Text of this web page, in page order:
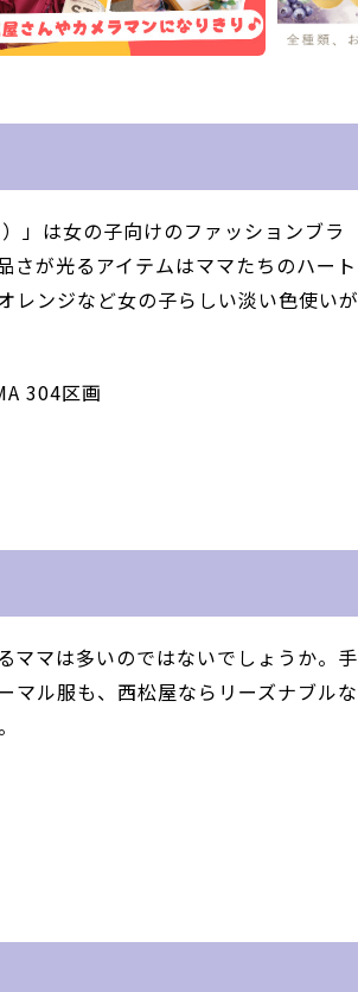
」は女の子向けのファッションブラ
さが光るアイテムはママたちのハート
レンジなど女の子らしい淡い色使いが
304区画
ママは多いのではないでしょうか。手
マル服も、西松屋ならリーズナブルな